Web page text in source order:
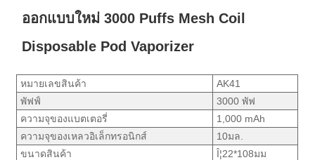
ออกแบบใหม่ 3000 Puffs Mesh Coil
Disposable Pod Vaporizer
หมายเลขสินค้า
AK41
พัฟฟ์
3000 พัฟ
ความจุของแบตเตอรี่
1,000 mAh
ความจุของเหลวอิเล็กทรอนิกส์
10มล.
ขนาดสินค้า
Î¦22*108มม